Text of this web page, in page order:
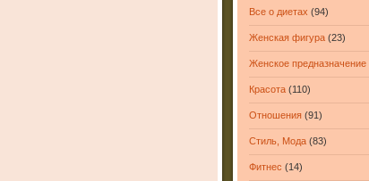
Все о диетах (94)
Женская фигура (23)
Женское предназначение
Красота (110)
Отношения (91)
Стиль, Мода (83)
Фитнес (14)